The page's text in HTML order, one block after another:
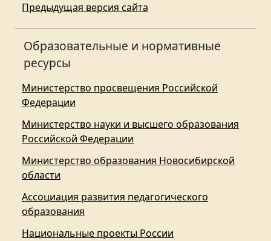
Предыдущая версия сайта
Образовательные и нормативные
ресурсы
Министерство просвещения Российской
Федерации
Министерство науки и высшего образования
Российской Федерации
Министерство образования Новосибирской
области
Ассоциация развития педагогического
образования
Национальные проекты России